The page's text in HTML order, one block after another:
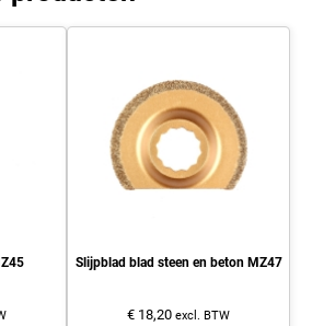
Slijpblad blad steen en beton MZ47
€ 18,20 excl. BTW